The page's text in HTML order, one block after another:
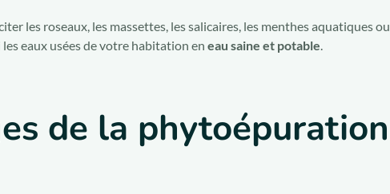
les roseaux, les massettes, les salicaires, les menthes aquatiques ou
eaux usées de votre habitation en eau saine et potable.
de la phytoépuration